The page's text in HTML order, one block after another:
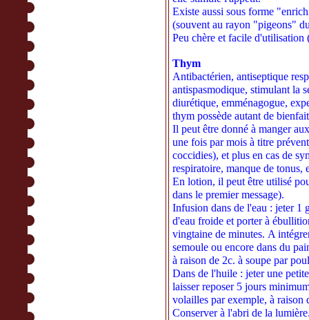
Existe aussi sous forme
(souvent au rayon "pigeons"
Peu chère et facile
Thym
Antibactérien, antiseptique
antispasmodique, stimulant la
diurétique, emménagogue,
thym possède autant de
Il peut être donné à manger
une fois par mois à titre
coccidies), et plus en cas de
respiratoire, manque de tonus,
En lotion, il peut être utilisé
dans le premier message).
Infusion dans de l'eau : jeter 1
d'eau froide et porter à
vingtaine de minutes. A
semoule ou encore dans du
à raison de 2c. à soupe par
Dans de l'huile : jeter une
laisser reposer 5 jours
volailles par exemple, à raison
Conserver à l'abri de la